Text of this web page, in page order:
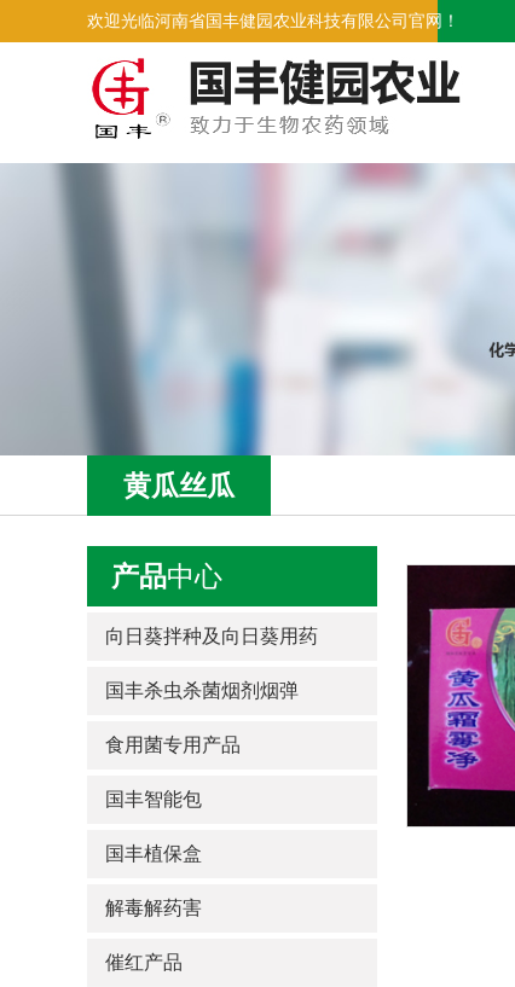
欢迎光临河南省国丰健园农业科技有限公司官网！
黄瓜丝瓜
产品中心
向日葵拌种及向日葵用药
国丰杀虫杀菌烟剂烟弹
食用菌专用产品
国丰智能包
国丰植保盒
解毒解药害
催红产品